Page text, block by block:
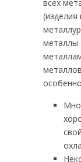
всех
металлы